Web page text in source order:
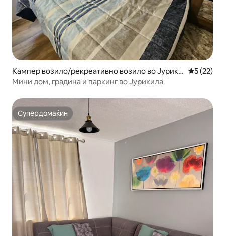
Кампер возило/рекреативно возило во Јурикв
ила
Просечна
5 (22)
Мини дом, градина и паркинг во Јурикила
Супердомаќин
Супердомаќин